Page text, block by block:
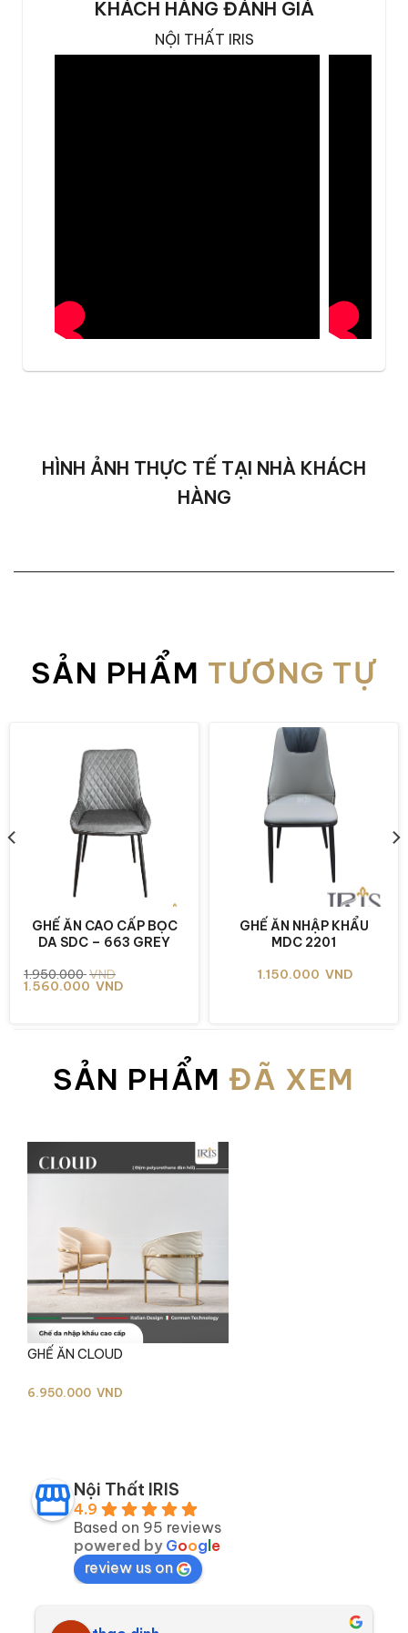
thoải mái khi sử dụng:
cao cấp nhất, có cấu trúc sợi tương tự da
Phần đệm ghế: Được làm từ foam nguyên
khối mật độ cao, mang lại độ đàn hồi tốt
và khả năng chống lún vượt trội. Giữ được
quá trình sử dụng.
năng chịu lực. Bề mặt được mạ màu cao
cấp bằng công nghệ tiên tiến, giúp chống
Ghế ăn Cloud ngồi có thoải mái không?
Dòng da Microfiber được tinh chọn kỹ lưỡng
KHÁCH HÀNG ĐÁNH GIÁ
NỘI THẤT IRIS
HÌNH ẢNH THỰC TẾ TẠI NHÀ KHÁCH
HÀNG
SẢN PHẨM TƯƠNG TỰ
GHẾ ĂN CAO CẤP BỌC
DA SDC – 663 GREY
1.950.000VND
Giá
gốc
1.560.000 VND
Giá
hiện
GHẾ ĂN NHẬP KHẨU
MDC 2201
1.150.000 VND
SẢN PHẨM ĐÃ XEM
GHẾ ĂN CLOUD
6.950.000 VND
Nội Thất IRIS
4.9
Based on 95 reviews
powered by Goog e
review us on